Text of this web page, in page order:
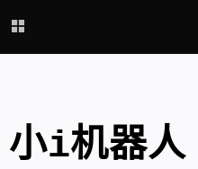
小i机器人